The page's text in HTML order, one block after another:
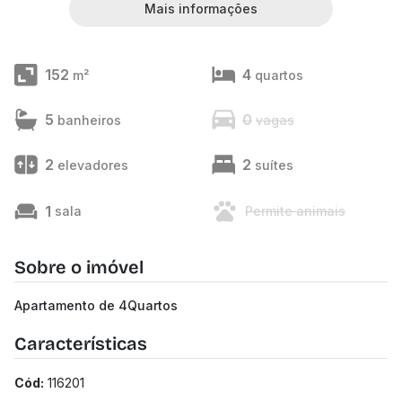
Mais informações
152 m² 4 quartos
5 banheiros 0 vagas
2 elevadores 2 suítes
1 sala Permite animais
Sobre o imóvel
Apartamento de 4Quartos
Características
Cód: 116201